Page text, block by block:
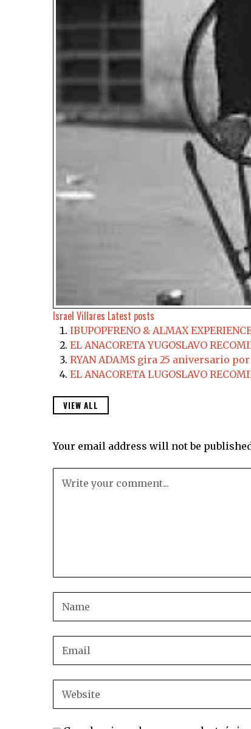
Israel Villares Latest posts
IBUPOPFRENO & ALMAX
EL ANACORETA YUGOSLAVO
RYAN ADAMS gira 25 aniversario por
EL ANACORETA LUGOSLAVO
VIEW ALL
Your email address will not be